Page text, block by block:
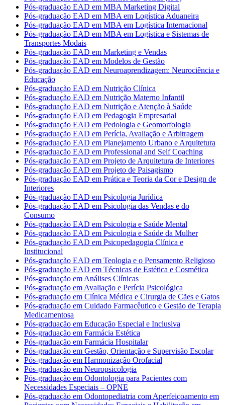
Pós-graduação EAD em MBA Marketing Digital
Pós-graduação EAD em MBA em Logística Aduaneira
Pós-graduação EAD em MBA em Logística Internacional
Pós-graduação EAD em MBA em Logística e Sistemas de
Transportes Modais
Pós-graduação EAD em Marketing e Vendas
Pós-graduação EAD em Modelos de Gestão
Pós-graduação EAD em Neuroaprendizagem: Neurociência e
Educação
Pós-graduação EAD em Nutrição Clínica
Pós-graduação EAD em Nutrição Materno Infantil
Pós-graduação EAD em Nutrição e Atenção à Saúde
Pós-graduação EAD em Pedagogia Empresarial
Pós-graduação EAD em Pedologia e Geomorfologia
Pós-graduação EAD em Perícia, Avaliação e Arbitragem
Pós-graduação EAD em Planejamento Urbano e Arquitetura
Pós-graduação EAD em Professional and Self Coaching
Pós-graduação EAD em Projeto de Arquitetura de Interiores
Pós-graduação EAD em Projeto de Paisagismo
Pós-graduação EAD em Prática e Teoria da Cor e Design de
Interiores
Pós-graduação EAD em Psicologia Jurídica
Pós-graduação EAD em Psicologia das Vendas e do
Consumo
Pós-graduação EAD em Psicologia e Saúde Mental
Pós-graduação EAD em Psicologia e Saúde da Mulher
Pós-graduação EAD em Psicopedagogia Clínica e
Institucional
Pós-graduação EAD em Teologia e o Pensamento Religioso
Pós-graduação EAD em Técnicas de Estética e Cosmética
Pós-graduação em Análises Clínicas
Pós-graduação em Avaliação e Perícia Psicológica
Pós-graduação em Clínica Médica e Cirurgia de Cães e Gatos
Pós-graduação em Cuidado Farmacêutico e Gestão de Terapia
Medicamentosa
Pós-graduação em Educação Especial e Inclusiva
Pós-graduação em Farmácia Estética
Pós-graduação em Farmácia Hospitalar
Pós-graduação em Gestão, Orientação e Supervisão Escolar
Pós-graduação em Harmonização Orofacial
Pós-graduação em Neuropsicologia
Pós-graduação em Odontologia para Pacientes com
Necessidades Especiais – OPNE
Pós-graduação em Odontopediatria com Aperfeiçoamento em